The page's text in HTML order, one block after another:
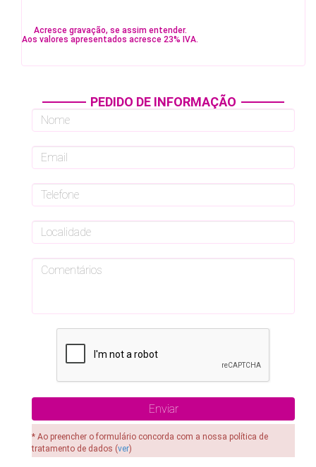
Acresce gravação, se assim entender.
Aos valores apresentados acresce 23% IVA.
PEDIDO DE INFORMAÇÃO
* Ao preencher o formulário concorda com a nossa política de
tratamento de dados (ver)